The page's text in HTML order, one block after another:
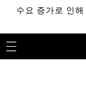
로 건너
수요 증가로 인